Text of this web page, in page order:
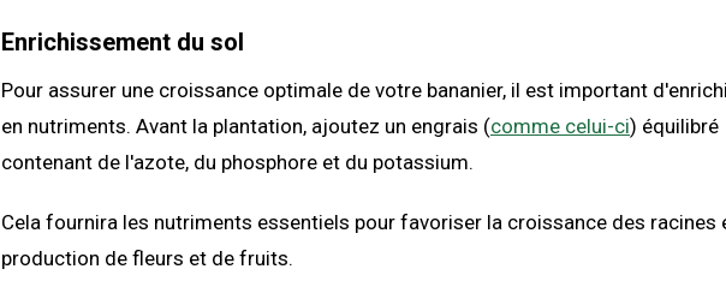
Enrichissement du sol
Pour assurer une croissance optimale de votre bananier, il est important
en nutriments. Avant la plantation, ajoutez un engrais (comme celui-ci) équilibré
contenant de l'azote, du phosphore et du potassium.
Cela fournira les nutriments essentiels pour favoriser la croissance des racines
production de fleurs et de fruits.